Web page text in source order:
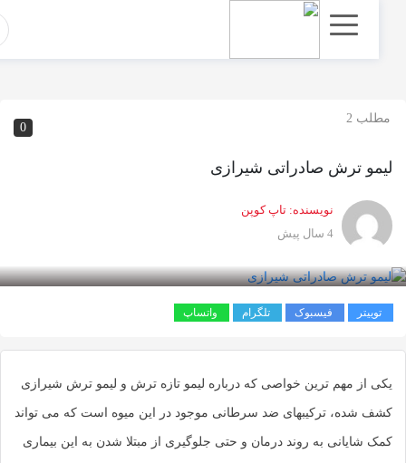
اشتراک
زیر
می‌توانید
این
را
با
به
اشتراک
بگذارید.
مطلب 2
لیمو ترش صادراتی شیرازی
نویسنده:تاپ کوپن
4 سال پیش
توییتر فیسبوک تلگرام واتساپ
یکی از مهم ترین خواصی که درباره لیمو تازه ترش و لیمو ترش شیرازی
کشف شده، ترکیبهای ضد سرطانی موجود در این میوه است که می تواند
کمک شایانی به روند درمان و حتی جلوگیری از مبتلا شدن به این بیماری